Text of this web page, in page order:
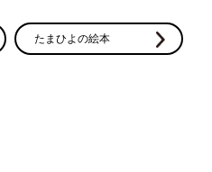
たまひよの絵本